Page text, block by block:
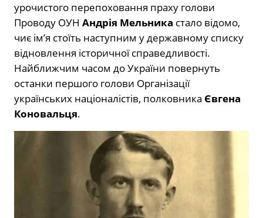
урочистого перепоховання праху голови
Проводу ОУН Андрія Мельника стало відомо,
чиє ім’я стоїть наступним у державному списку
відновлення історичної справедливості.
Найближчим часом до України повернуть
останки першого голови Організації
українських націоналістів, полковника Євгена
Коновальця.